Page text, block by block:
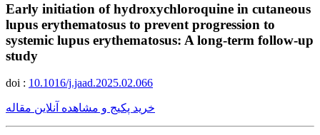
Early initiation of hydroxychloroquine in cutaneous
lupus erythematosus to prevent progression to
systemic lupus erythematosus: A long-term follow-up
study
doi : 10.1016/j.jaad.2025.02.066
خرید پکیج و مشاهده آنلاین مقاله